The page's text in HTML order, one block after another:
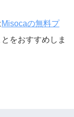
Misocaの無料プ
をおすすめしま